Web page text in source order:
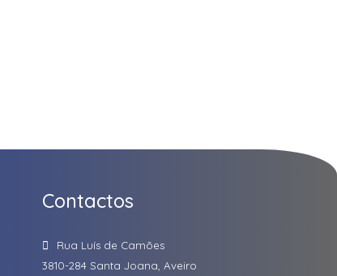
Contactos
Rua Luís de Camões
3810-284 Santa Joana, Aveiro